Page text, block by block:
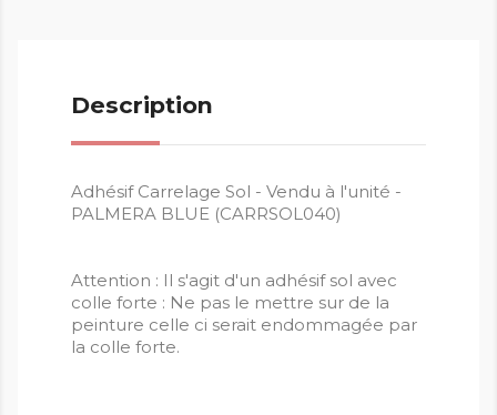
Description
Adhésif Carrelage Sol - Vendu à l'unité -
PALMERA BLUE (CARRSOL040)
Attention : Il s'agit d'un adhésif sol avec
colle forte : Ne pas le mettre sur de la
peinture celle ci serait endommagée par
la colle forte.